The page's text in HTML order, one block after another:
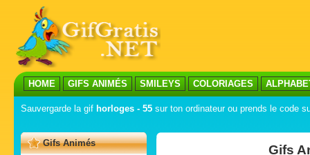
HOME GIFS ANIMÉS SMILEYS COLORIAGES
Sauvergarde la gif horloges - 55 sur ton ordinateur ou prends le code
Gifs Animés Gifs